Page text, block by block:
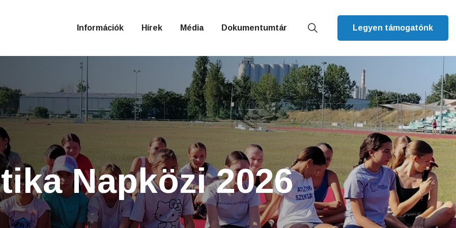
Információk Hírek Média Dokumentumtár Legyen támogatónk
Napközi 2026
Ismerkedj meg a sportok királynőjével!